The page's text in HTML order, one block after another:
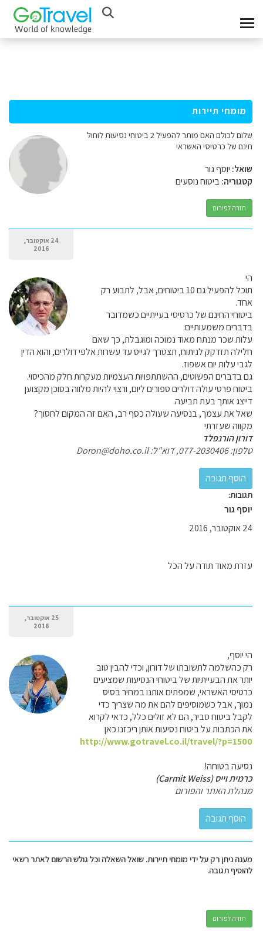
מומחי תיירות
שלום לכולם האם מותר להפעיל 2 ביטוחי נסיעות לוחול
חינם של כרטיסי האשראי
שואל: יוסף גור
קטגוריה:ביטוח נוסעים
חזרה לפורום
24 אוקטובר,
2016
הי
תוכל להפעיל גם 10 ביטוחים, אבל, לתבוע רק
אחד.
ביטוחי החינם של כרטיסי בעייתיים כשמדובר
בדברים משמעותיים:
עלות שכר מנתח מאוד נמוכה ומוגבלת, כך שאם
חלילה תזדקק לניתוח, תצטרך לגייס עד עשרות אלפי דולרים, והוא הדין
לגבי עלות יום אשפוז.
גם בדברים הפשוטים, ההשתתפויות העצמיות מעקרות חלק מהכיסוי.
ביטוח פרטי עולה דולרים ספורים ליום, ורצוי להיות מלווה בסוכן מקצוען
דייצג אותך בעת תביעה.
שאל את עצמך, בנסיעה שעולה כסף רב, האם זה המקום לחסוך?
מקווה שעזרתי
דורון הורנפלד
טלפון: 077-2030406, דוא"ל: Doron@doho.co.il
תגובות:
יוסף גור
24 אוקטובר, 2016
עזרת מאוד תודה על הכל
25 אוקטובר,
2016
הי יוסף,
רק כהשלמה לתשובתו של דורון, וכדי להבין טוב
יותר את הבעייתיות של ביטוחי הנסיעות שמציעים
כרטיסי האשראי, שמפתים אותנו במחיר בסיס
נמוך, אבל כשמוסיפים להם את מה שצריך כדי
לקבל ביטוח סביר, הם לא זולים כלל, כדאי לקרוא
את הכתבות על ביטוח נסיעות אותן ריכזנו כאן
http://www.gotravel.co.il/travel/?p=1500
נסיעה בטוחה!
כרמית וייס (Carmit Weiss)
מנהלת האתר והפורום
מענה ניתן רק על ידי מומחי תיירות. שואל השאלה וכל גולש הרשום לאתר רשאי
להוסיף תגובה.
חזרה לפורום